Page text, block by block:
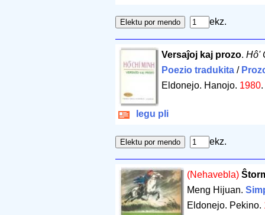
ekz.
Versaĵoj kaj prozo.Hô'
Poezio tradukita /
Eldonejo. Hanojo. 1980
legu pli
ekz.
(Nehavebla)
Meng Hijuan.
Eldonejo. Pekino.